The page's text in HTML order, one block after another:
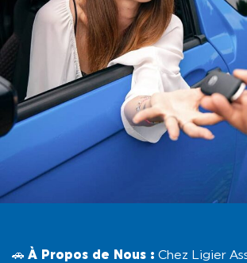
🚗 À Propos de Nous : Chez Ligier